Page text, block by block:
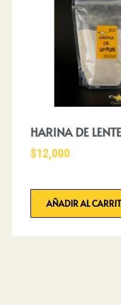
HARINA DE
$12,000
AÑADIR AL